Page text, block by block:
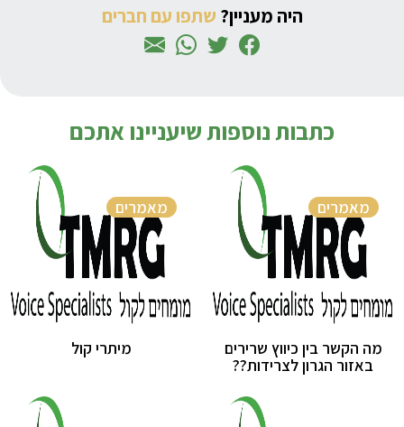
היה מעניין? שתפו עם חברים
כתבות נוספות שיעניינו אתכם
מאמרים
מה הקשר בין כיווץ שרירים
באזור הגרון לצרידות??
מאמרים
מיתרי קול